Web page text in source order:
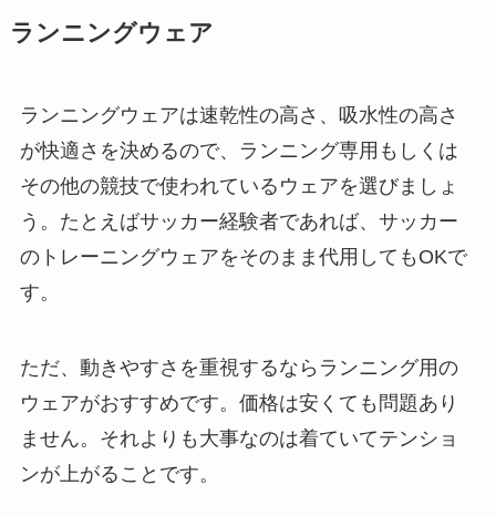
ランニングウェア
ランニングウェアは速乾性の高さ、吸水性の高さ
が快適さを決めるので、ランニング専用もしくは
その他の競技で使われているウェアを選びましょ
う。たとえばサッカー経験者であれば、サッカー
のトレーニングウェアをそのまま代用してもOKで
す。
ただ、動きやすさを重視するならランニング用の
ウェアがおすすめです。価格は安くても問題あり
ません。それよりも大事なのは着ていてテンショ
ンが上がることです。